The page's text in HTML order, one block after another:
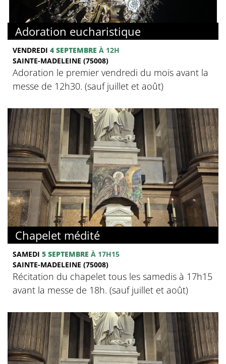
Adoration eucharistique
VENDREDI 4 SEPTEMBRE À 12H
SAINTE-MADELEINE (75008)
Adoration le premier vendredi du mois avant la
messe de 12h30. (sauf juillet et août)
Chapelet médité
SAMEDI 5 SEPTEMBRE À 17H15
SAINTE-MADELEINE (75008)
Récitation du chapelet tous les samedis à 17h15
avant la messe de 18h. (sauf juillet et août)